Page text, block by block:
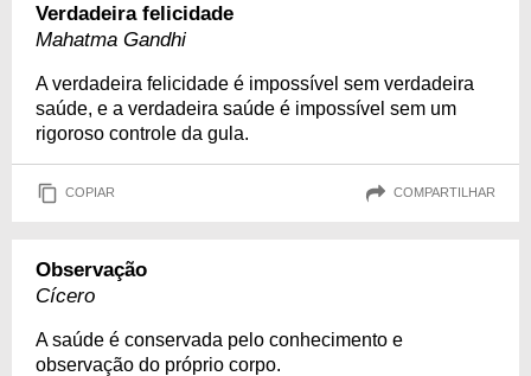
Verdadeira felicidade
Mahatma Gandhi
A verdadeira felicidade é impossível sem verdadeira
saúde, e a verdadeira saúde é impossível sem um
rigoroso controle da gula.
COPIAR COMPARTILHAR
Observação
Cícero
A saúde é conservada pelo conhecimento e
observação do próprio corpo.